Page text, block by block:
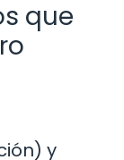
que
y